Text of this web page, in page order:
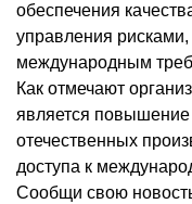
обеспечения
управления
международным
Как отмечают
является повышение
отечественных
доступа к
Сообщи свою